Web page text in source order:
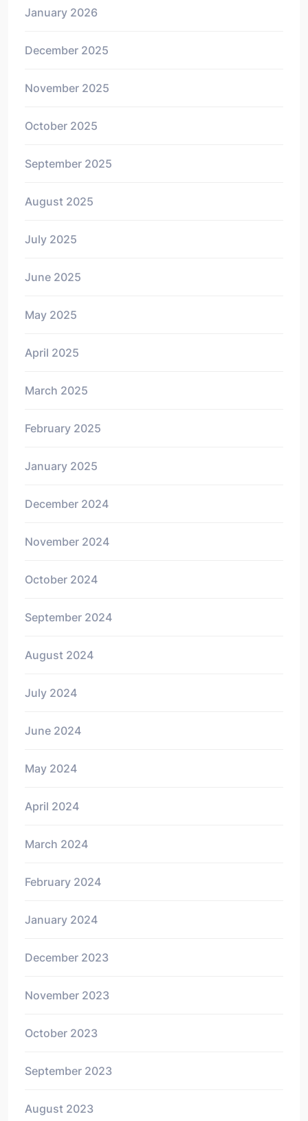
January 2026
December 2025
November 2025
October 2025
September 2025
August 2025
July 2025
June 2025
May 2025
April 2025
March 2025
February 2025
January 2025
December 2024
November 2024
October 2024
September 2024
August 2024
July 2024
June 2024
May 2024
April 2024
March 2024
February 2024
January 2024
December 2023
November 2023
October 2023
September 2023
August 2023